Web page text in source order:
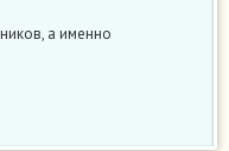
а именно